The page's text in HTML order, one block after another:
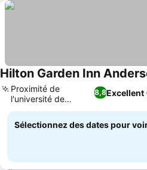
Hilton Garden Inn
8,8Excellent
Proximité de
l'université de
Clemson
Sélectionnez des dates pour